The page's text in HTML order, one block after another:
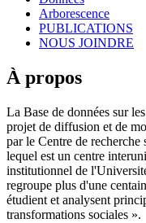
Arborescence
PUBLICATIONS
NOUS JOINDRE
À propos
La Base de données sur
projet de diffusion et de
par le Centre de
lequel est un centre
institutionnel de
regroupe plus d'une
étudient et analysent
transformations sociales ».